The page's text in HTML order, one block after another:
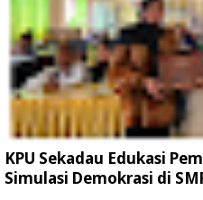
KPU Sekadau Edukasi
Simulasi Demokrasi di